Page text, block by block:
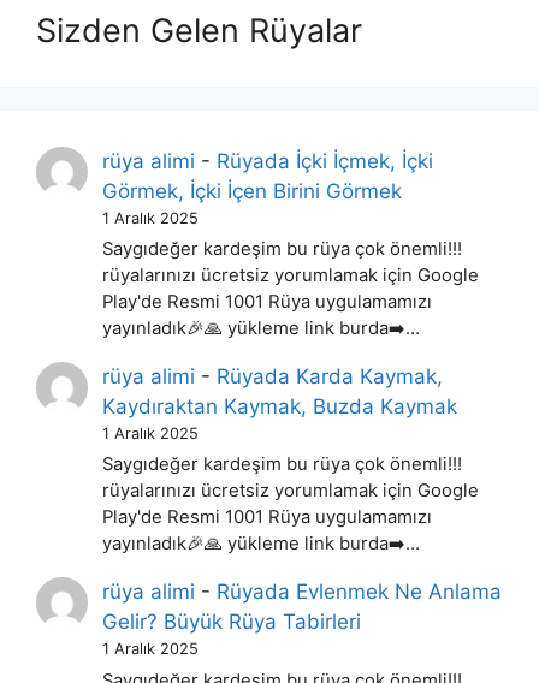
Sizden Gelen Rüyalar
rüya alimi - Rüyada İçki İçmek, İçki
Görmek, İçki İçen Birini Görmek
1 Aralık 2025
Saygıdeğer kardeşim bu rüya çok önemli!!!
rüyalarınızı ücretsiz yorumlamak için Google
Play'de Resmi 1001 Rüya uygulamamızı
yayınladık🎉🙏 yükleme link burda➡️…
rüya alimi - Rüyada Karda Kaymak,
Kaydıraktan Kaymak, Buzda Kaymak
1 Aralık 2025
Saygıdeğer kardeşim bu rüya çok önemli!!!
rüyalarınızı ücretsiz yorumlamak için Google
Play'de Resmi 1001 Rüya uygulamamızı
yayınladık🎉🙏 yükleme link burda➡️…
rüya alimi - Rüyada Evlenmek Ne Anlama
Gelir? Büyük Rüya Tabirleri
1 Aralık 2025